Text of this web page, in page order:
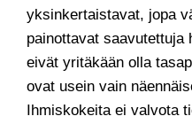
yksinkertaistavat, jopa
painottavat saavutettuja
eivät yritäkään olla
ovat usein vain
Ihmiskokeita ei valvota